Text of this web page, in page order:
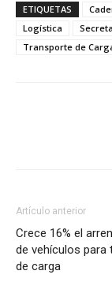
ETIQUETAS
Logística
Transporte de
Artículo anterior
Crece 16% el
de vehículos para
de carga